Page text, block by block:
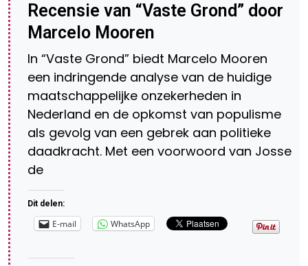
Recensie van “Vaste Grond” door
Marcelo Mooren
In “Vaste Grond” biedt Marcelo Mooren
een indringende analyse van de huidige
maatschappelijke onzekerheden in
Nederland en de opkomst van populisme
als gevolg van een gebrek aan politieke
daadkracht. Met een voorwoord van Josse
de
Dit delen:
E-mail WhatsApp